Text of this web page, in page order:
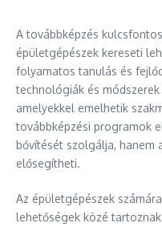
A továbbképzés
épületgépészek kereseti
folyamatos tanulás és
technológiák és
amelyekkel emelhetik
továbbképzési programok
bővítését szolgálja, hanem
elősegítheti.
Az épületgépészek
lehetőségek közé